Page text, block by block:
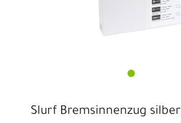
Slurf Bremsinnenzug silber